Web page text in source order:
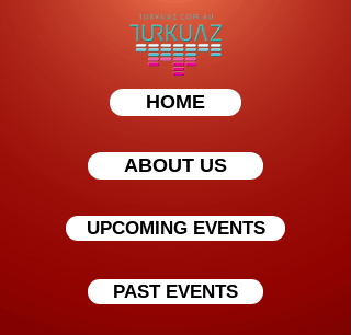
HOME
ABOUT US
UPCOMING EVENTS
PAST EVENTS